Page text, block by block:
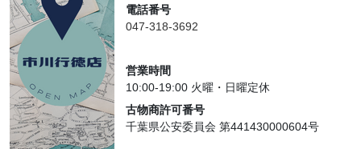
電話番号
047-318-3692
営業時間
10:00-19:00 火曜・日曜定休
古物商許可番号
千葉県公安委員会 第441430000604号